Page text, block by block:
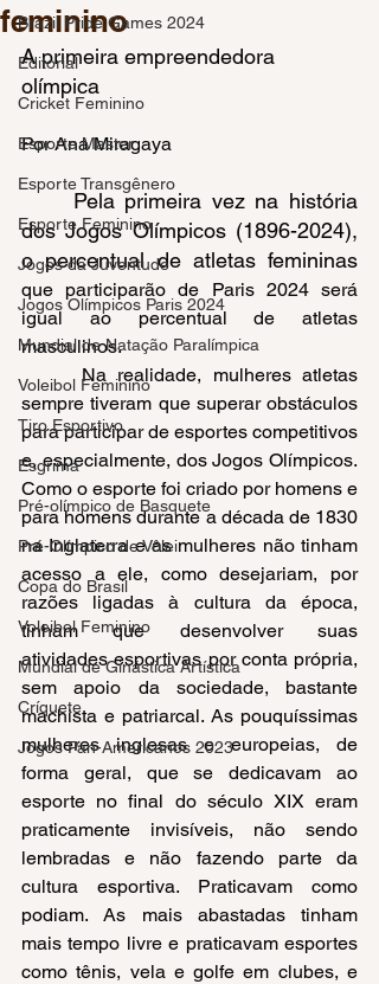
Brazil Pride Games 2024
Editorial
Cricket Feminino
Esporte Master
Esporte Transgênero
Esporte Feminino
Jogos da Juventude
Jogos Olímpicos Paris 2024
Mundial de Natação Paralímpica
Voleibol Feminino
Tiro Esportivo
Esgrima
Pré-olímpico de Basquete
Pré-Olímpico de Vôlei
Copa do Brasil
Voleibol Feminino
Mundial de Ginástica Artística
Críquete
Jogos Pan-Americanos 2023
feminino
A primeira empreendedora
olímpica
Por Ana Miragaya
Pela primeira vez na história
dos Jogos Olímpicos (1896-2024),
que participarão de Paris 2024 será
igual ao percentual de atletas
masculinos.
Na realidade, mulheres atletas
sempre tiveram que superar obstáculos
para participar de esportes competitivos
e, especialmente, dos Jogos Olímpicos.
Como o esporte foi criado por homens e
para homens durante a década de 1830
na Inglaterra e as mulheres não tinham
acesso a ele, como desejariam, por
razões ligadas à cultura da época,
tinham que desenvolver suas
atividades esportivas por conta própria,
sem apoio da sociedade, bastante
machista e patriarcal. As pouquíssimas
mulheres inglesas e europeias, de
forma geral, que se dedicavam ao
esporte no final do século XIX eram
praticamente invisíveis, não sendo
lembradas e não fazendo parte da
cultura esportiva. Praticavam como
podiam. As mais abastadas tinham
mais tempo livre e praticavam esportes
como tênis, vela e golfe em clubes, e